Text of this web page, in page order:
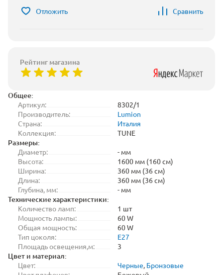
Общее:
Артикул:
8302/1
Производитель:
Lumion
Страна:
Италия
Коллекция:
TUNE
Размеры:
Диаметр:
- мм
Высота:
1600 мм (160 см)
Ширина:
360 мм (36 см)
Длина:
360 мм (36 см)
Глубина, мм:
- мм
Технические характеристики:
Количество ламп:
1 шт
Мощность лампы:
60 W
Общая мощность:
60 W
Тип цоколя:
E27
Площадь освещения,м:
3
Цвет и материал:
Цвет: Черные, Бронзовые
Отложить Сравнить
Рейтинг магазина